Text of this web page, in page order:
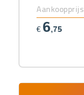
Aankoopprijs
€ 6,75